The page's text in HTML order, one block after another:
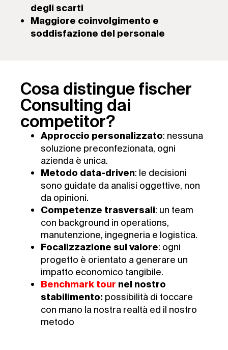
degli scarti
Maggiore coinvolgimento e
soddisfazione del personale
Cosa distingue fischer
Consulting dai
competitor?
Approccio personalizzato: nessuna
soluzione preconfezionata, ogni
azienda è unica.
Metodo data-driven: le decisioni
sono guidate da analisi oggettive, non
da opinioni.
Competenze trasversali: un team
con background in operations,
manutenzione, ingegneria e logistica.
Focalizzazione sul valore: ogni
progetto è orientato a generare un
impatto economico tangibile.
Benchmark tour nel nostro
stabilimento: possibilità di toccare
con mano la nostra realtà ed il nostro
metodo